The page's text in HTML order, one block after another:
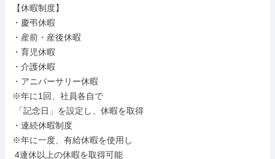
【休暇制度】
・慶弔休暇
・産前・産後休暇
・育児休暇
・介護休暇
・アニバーサリー休暇
※年に1回、社員各自で
・連続休暇制度
※年に一度、有給休暇を使用し